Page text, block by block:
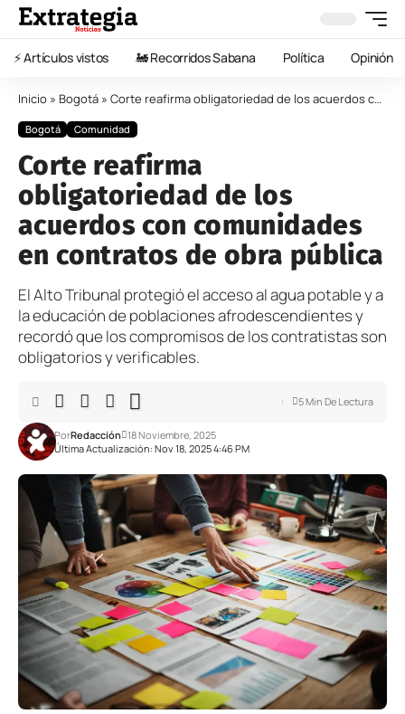
⚡️ Artículos vistos 🚂 Recorridos Sabana Política Opinión
Inicio » Bogotá » Corte reafirma obligatoriedad de los acuerdos con comunidades en contratos de obra pública
Bogotá Comunidad
Corte reafirma
obligatoriedad de los
acuerdos con comunidades
en contratos de obra pública
El Alto Tribunal protegió el acceso al agua potable y a
la educación de poblaciones afrodescendientes y
recordó que los compromisos de los contratistas son
obligatorios y verificables.
Última Actualización: Nov 18, 2025 4:46 PM
PorRedacción 18 Noviembre, 2025
5 Min De Lectura